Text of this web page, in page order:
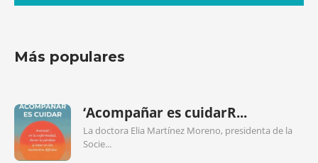
Más populares
‘Acompañar es cuidarR...
La doctora Elia Martínez Moreno, presidenta de la
Socie...